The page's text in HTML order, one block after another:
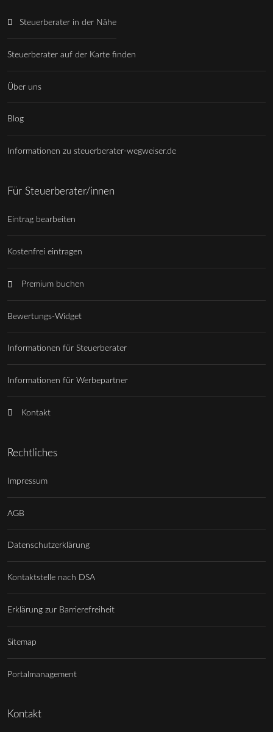
Steuerberater in der Nähe
Steuerberater auf der Karte finden
Über uns
Blog
Informationen zu steuerberater-wegweiser.de
Für Steuerberater/innen
Eintrag bearbeiten
Kostenfrei eintragen
Premium buchen
Bewertungs-Widget
Informationen für Steuerberater
Informationen für Werbepartner
Kontakt
Rechtliches
Impressum
AGB
Datenschutzerklärung
Kontaktstelle nach DSA
Erklärung zur Barrierefreiheit
Sitemap
Portalmanagement
Kontakt